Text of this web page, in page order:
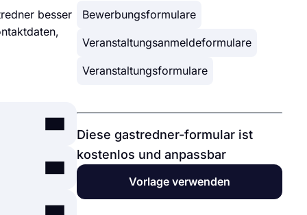
besser
zu
Sie mit
von
Bewerbungsformulare
Veranstaltungsanmeldeformulare
Veranstaltungsformulare
Diese gastredner-formular ist
kostenlos und anpassbar
Vorlage verwenden